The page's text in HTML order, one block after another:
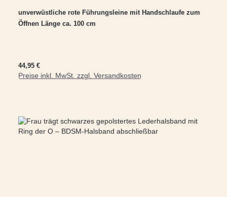
unverwüstliche rote Führungsleine mit Handschlaufe zum
Öffnen Länge ca. 100 cm
Regulärer Preis:
44,95 €
Preise inkl. MwSt. zzgl. Versandkosten
In den Warenkorb